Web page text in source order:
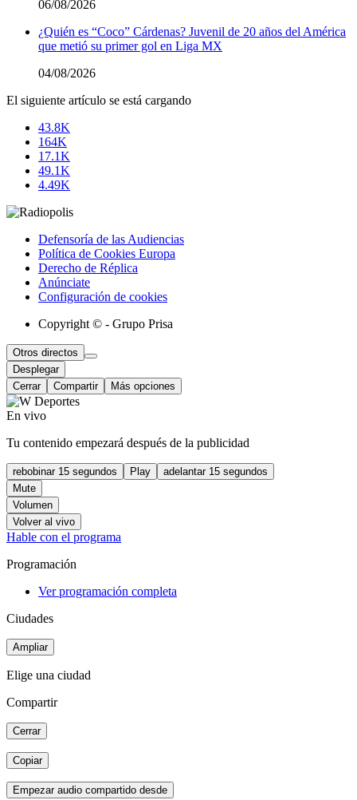
06/08/2026
¿Quién es “Coco” Cárdenas? Juvenil de 20 años del América
que metió su primer gol en Liga MX
04/08/2026
El siguiente artículo se está cargando
43.8K
164K
17.1K
49.1K
4.49K
Defensoría de las Audiencias
Política de Cookies Europa
Derecho de Réplica
Anúnciate
Configuración de cookies
Copyright © - Grupo Prisa
Otros directos
Desplegar
Cerrar
Compartir Más opciones
En vivo
Tu contenido empezará después de la publicidad
rebobinar 15 segundos Play
adelantar 15 segundos
Mute
Volumen
Volver al vivo
Hable con el programa
Programación
Ver programación completa
Ciudades
Ampliar
Elige una ciudad
Compartir
Cerrar
Copiar
Empezar audio compartido desde